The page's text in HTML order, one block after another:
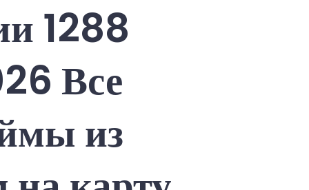
1288
Все
из